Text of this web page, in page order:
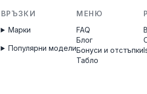
ВРЪЗКИ
Марки
Популярни модели
МЕНЮ
FAQ
Блог
Бонуси и отстъпки
Табло